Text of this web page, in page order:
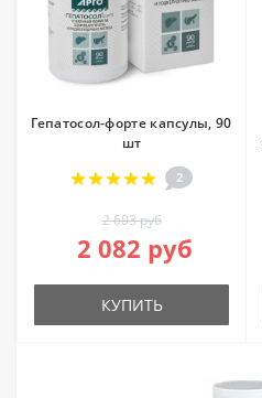
Гепатосол-форте капсулы, 90
шт
2
2 603 руб
2 082 руб
КУПИТЬ